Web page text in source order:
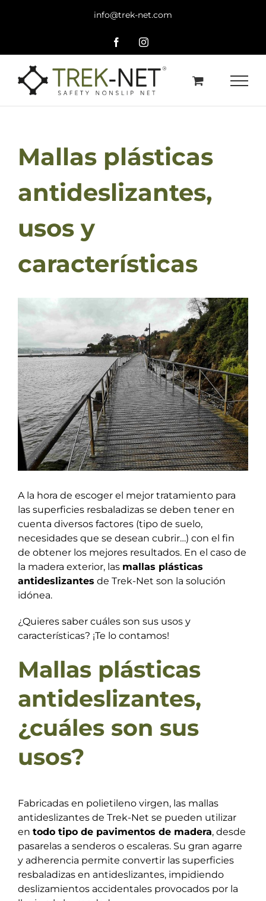
info@trek-net.com
FacebookInstagram
Mallas plásticas
antideslizantes,
usos y
características
más
grande
A la hora de escoger el mejor tratamiento para
las superficies resbaladizas se deben tener en
cuenta diversos factores (tipo de suelo,
necesidades que se desean cubrir…) con el fin
de obtener los mejores resultados. En el caso de
la madera exterior, las mallas plásticas
antideslizantes de Trek-Net son la solución
idónea.
¿Quieres saber cuáles son sus usos y
características? ¡Te lo contamos!
Mallas plásticas
antideslizantes,
¿cuáles son sus
usos?
Fabricadas en polietileno virgen, las mallas
antideslizantes de Trek-Net se pueden utilizar
en todo tipo de pavimentos de madera, desde
pasarelas a senderos o escaleras. Su gran agarre
y adherencia permite convertir las superficies
resbaladizas en antideslizantes, impidiendo
deslizamientos accidentales provocados por la